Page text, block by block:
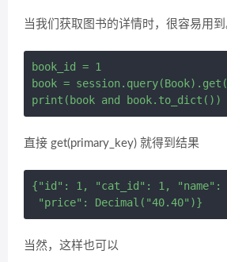
当我们获取图书的详情时，很容易用到
book_id = 1
book =
直接 get(primary_key) 就得到结果
{"id": 1, "cat_id": 1, "name": "
当然，这样也可以